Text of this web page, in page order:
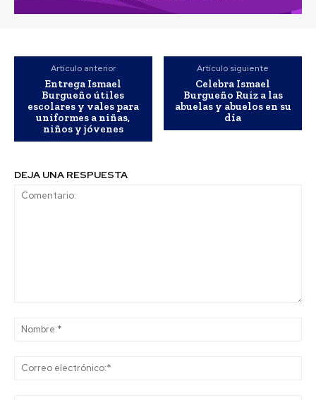
Artículo anterior
Entrega Ismael
Burgueño útiles
escolares y vales para
uniformes a niñas,
niños y jóvenes
Artículo siguiente
Celebra Ismael
Burgueño Ruiz a las
abuelas y abuelos en su
día
DEJA UNA RESPUESTA